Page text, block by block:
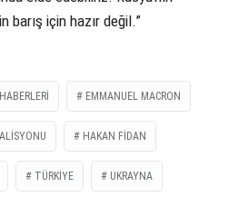
barış için hazır değil.”
EMMANUEL MACRON
HAKAN FİDAN
TÜRKIYE UKRAYNA